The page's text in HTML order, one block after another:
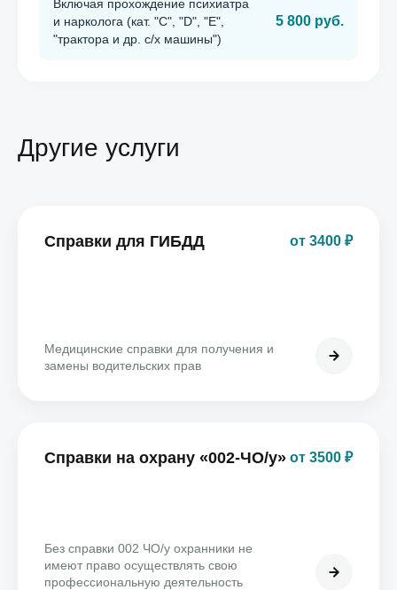
Включая прохождение психиатра
и нарколога (кат. "C", "D", "E",
"трактора и др. с/х машины")
5 800 руб.
Другие услуги
Справки для ГИБДД от 3400 ₽
Медицинские справки для получения и
замены водительских прав
Справки на охрану «002-ЧО/у» от 3500 ₽
Без справки 002 ЧО/у охранники не
имеют право осуществлять свою
профессиональную деятельность